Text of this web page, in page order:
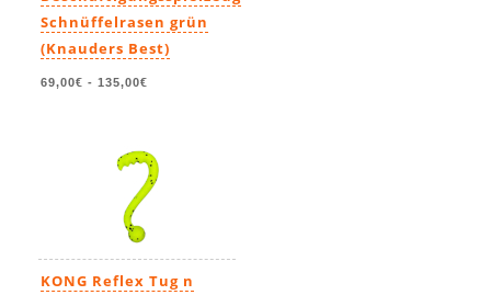
Schnüffelrasen grün
(Knauders Best)
69,00€ - 135,00€
KONG Reflex Tug n